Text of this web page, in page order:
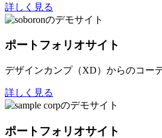
詳しく見る
ポートフォリオサイト
デザインカンプ（XD）からのコー
詳しく見る
ポートフォリオサイト